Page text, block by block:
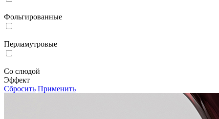
Фольгированные
Перламутровые
Со слюдой
Эффект
Сбросить Применить